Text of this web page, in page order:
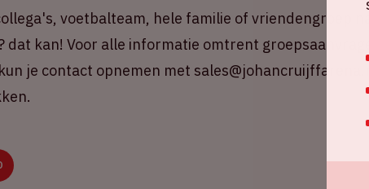
voetbalteam, hele familie of vriendengroep
dat kan! Voor alle informatie omtrent
je contact opnemen met